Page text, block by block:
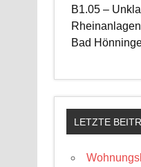
B1.05 –
Rheinanlagen
Bad
LETZTE